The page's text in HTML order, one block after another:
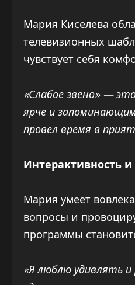
Мария Киселева
телевизионных
чувствует себя
«Слабое звено» —
ярче и
провел время в
Интерактивность
Мария умеет
вопросы и
программы
«Я люблю удивлять